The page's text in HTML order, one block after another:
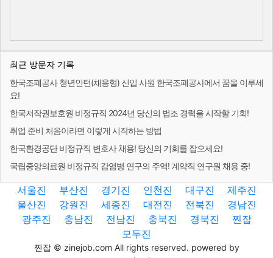
최근 방문자 기록
한국조폐공사 청년인턴(채용형) 신입 사원 한국조폐공사에서 꿈을 이루세
요!
한국저작권보호원 비정규직 2024년 당신의 법조 경력을 시작할 기회!
취업 준비 처음이라면 이렇게 시작하는 방법
한국환경공단 비정규직 변호사 채용! 당신의 기회를 잡으세요!
국립중앙의료원 비정규직 감염병 연구의 주역! 계약직 연구원 채용 중!
서울진 부산진 경기진 인천진 대구진
제주진
울산진
강원진 세종진 대전진 전북진
경남진
광주진
충남진 전남진 충북진 경북진
찐잡
모두진
찐잡 © zinejob.com All rights reserved. powered by